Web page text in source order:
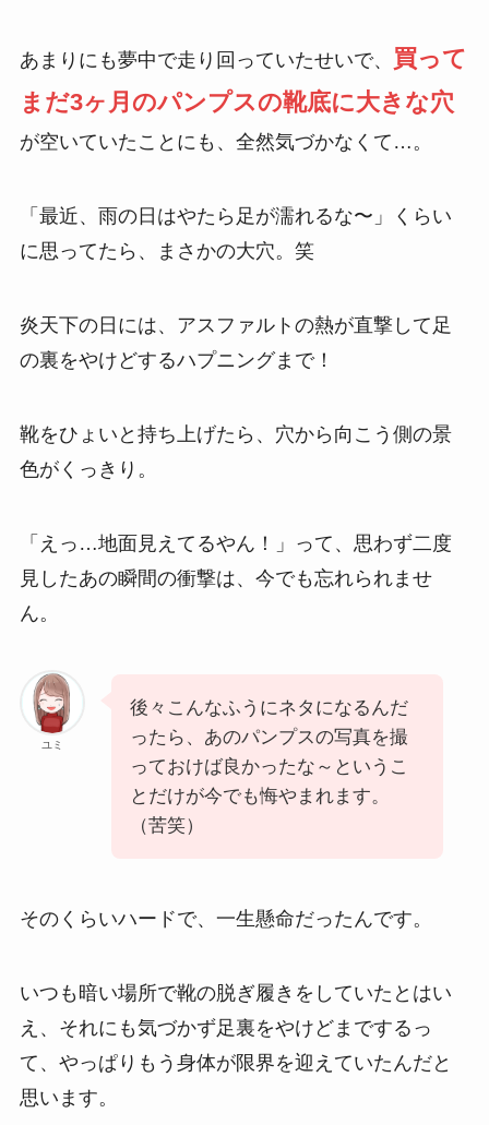
あまりにも夢中で走り回っていたせいで、
買って
まだ3ヶ月のパンプスの靴底に大きな穴
が空いていたことにも、全然気づかなくて…。
「最近、雨の日はやたら足が濡れるな〜」くらい
に思ってたら、まさかの大穴。笑
炎天下の日には、アスファルトの熱が直撃して足
の裏をやけどするハプニングまで！
靴をひょいと持ち上げたら、穴から向こう側の景
色がくっきり。
「えっ…地面見えてるやん！」って、思わず二度
見したあの瞬間の衝撃は、今でも忘れられませ
ん。
ユミ
後々こんなふうにネタになるんだ
ったら、あのパンプスの写真を撮
っておけば良かったな～というこ
とだけが今でも悔やまれます。
（苦笑）
そのくらいハードで、一生懸命だったんです。
いつも暗い場所で靴の脱ぎ履きをしていたとはい
え、それにも気づかず足裏をやけどまでするっ
て、やっぱりもう身体が限界を迎えていたんだと
思います。